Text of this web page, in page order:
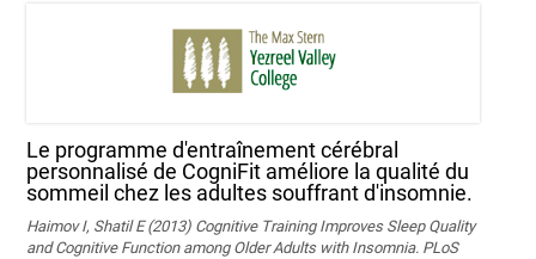
Le programme d'entraînement cérébral
personnalisé de CogniFit améliore la qualité du
sommeil chez les adultes souffrant d'insomnie.
Haimov I, Shatil E (2013) Cognitive Training Improves Sleep Quality
and Cognitive Function among Older Adults with Insomnia. PLoS